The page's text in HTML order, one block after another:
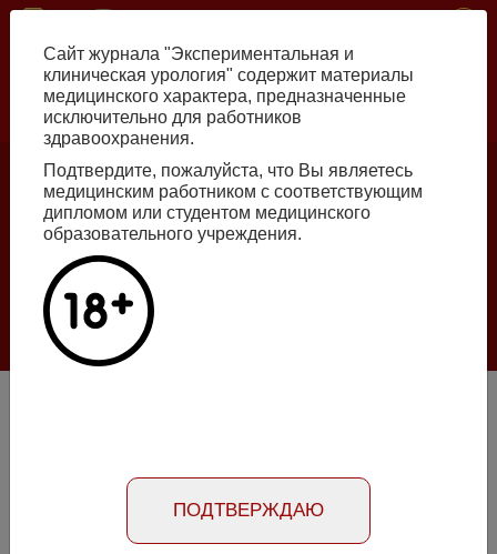
Перейти
основному
содержанию
Номер №2, 2026
Галлюцинации больших языковых моделей
в клинической урологии
- стр. 56-61
Абстракт на английском языке
Сайт журнала "Экспериментальная и
клиническая урология" содержит материалы
медицинского характера, предназначенные
исключительно для работников
здравоохранения.
Подтвердите, пожалуйста, что Вы являетесь
медицинским работником с соответствующим
дипломом или студентом медицинского
образовательного учреждения.
ПОДТВЕРЖДАЮ